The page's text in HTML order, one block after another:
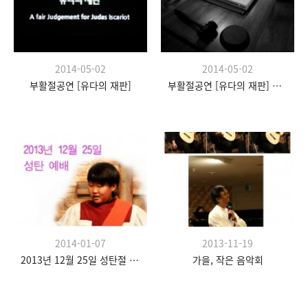
2014-05-02
부활절공연 [유다의 재판]
2014-05-02
부활절공연 [유다의 재판] 현장 스케치
2014-01-07
2013년 12월 25일 성탄절 예배
2013-11-19
가을, 작은 음악회